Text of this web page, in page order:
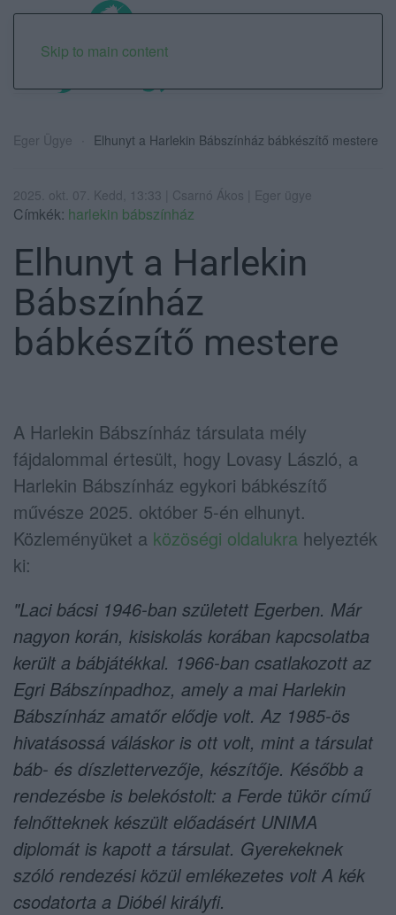
Skip to main content
Eger Ügye Elhunyt a Harlekin Bábszínház bábkészítő mestere
2025. okt. 07. Kedd, 13:33 | Csarnó Ákos | Eger ügye
Címkék: harlekin bábszínház
Elhunyt a Harlekin
Bábszínház
bábkészítő mestere
A Harlekin Bábszínház társulata mély
fájdalommal értesült, hogy Lovasy László, a
Harlekin Bábszínház egykori bábkészítő
művésze 2025. október 5-én elhunyt.
Közleményüket a közöségi oldalukra helyezték
ki:
"Laci bácsi 1946-ban született Egerben. Már
nagyon korán, kisiskolás korában kapcsolatba
került a bábjátékkal. 1966-ban csatlakozott az
Egri Bábszínpadhoz, amely a mai Harlekin
Bábszínház amatőr elődje volt. Az 1985-ös
hivatásossá váláskor is ott volt, mint a társulat
báb- és díszlettervezője, készítője. Később a
rendezésbe is belekóstolt: a Ferde tükör című
felnőtteknek készült előadásért UNIMA
diplomát is kapott a társulat. Gyerekeknek
szóló rendezési közül emlékezetes volt A kék
csodatorta a Dióbél királyfi.